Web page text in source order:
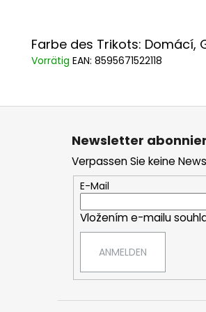
Farbe des Trikots: Domácí,
Vorrätig EAN: 8595671522118
F
Newsletter
Verpassen Sie keine
E-Mail
Vložením e-mailu
ANMELDEN